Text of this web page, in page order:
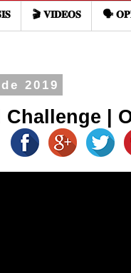
🎬 𝐕𝐈𝐃𝐄𝐎𝐒 🗣️
2019
Challenge |